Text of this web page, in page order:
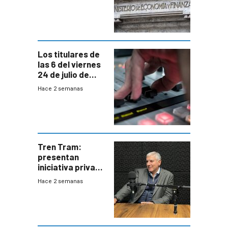
Los titulares de
las 6 del viernes
24 de julio de
2026
Hace 2 semanas
Tren Tram:
presentan
iniciativa privada
para una red de
Hace 2 semanas